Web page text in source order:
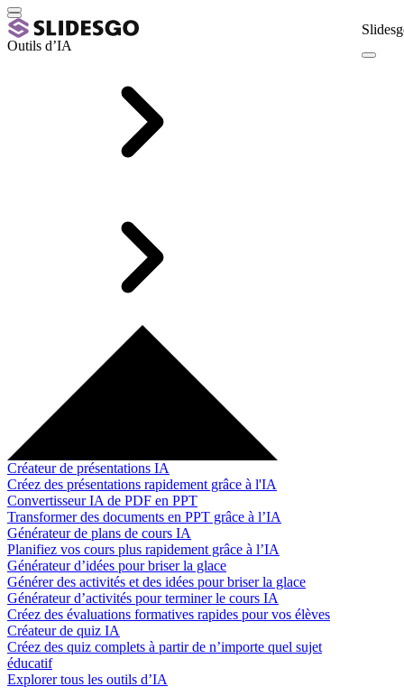
Outils d’IA
Créateur de présentations IA
Créez des présentations rapidement grâce à l'IA
Convertisseur IA de PDF en PPT
Transformer des documents en PPT grâce à l’IA
Générateur de plans de cours IA
Planifiez vos cours plus rapidement grâce à l’IA
Générateur d’idées pour briser la glace
Générer des activités et des idées pour briser la glace
Générateur d’activités pour terminer le cours IA
Créez des évaluations formatives rapides pour vos élèves
Créateur de quiz IA
Créez des quiz complets à partir de n’importe quel sujet
éducatif
Explorer tous les outils d’IA